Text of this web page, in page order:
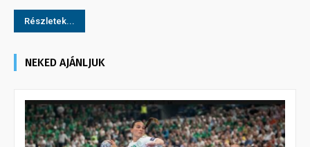
Részletek...
NEKED AJÁNLJUK